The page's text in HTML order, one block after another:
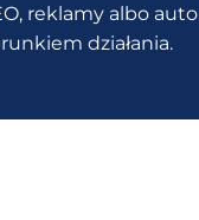
reklamy albo
działania.